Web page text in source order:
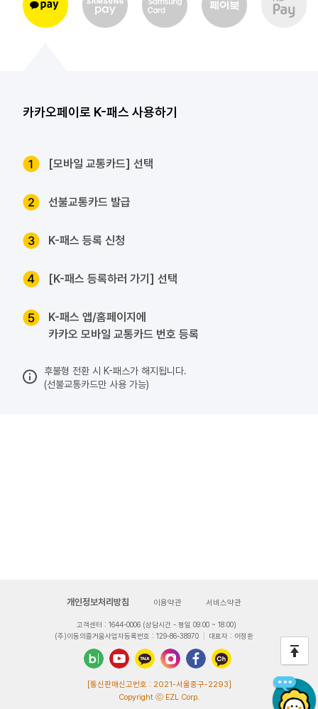
카카오페이로 K-패스 사용하기
[모바일 교통카드] 선택
선불교통카드 발급
K-패스 등록 신청
[K-패스 등록하러 가기] 선택
K-패스 앱/홈페이지에
카카오 모바일 교통카드 번호 등록
후불형 전환 시 K-패스가 해지됩니다.
(선불교통카드만 사용 가능)
개인정보처리방침 이용약관 서비스약관
고객센터 : 1644-0006 (상담시간 - 평일 09:00 ~ 18:00)
(주)이동의즐거움사업자등록번호 : 129-86-38970 대표자 : 이정환
[통신판매신고번호 : 2021-서울중구-2293]
Copyright ⓒ EZL Corp.